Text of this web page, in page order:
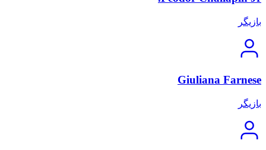
بازیگر
Giuliana Farnese
بازیگر